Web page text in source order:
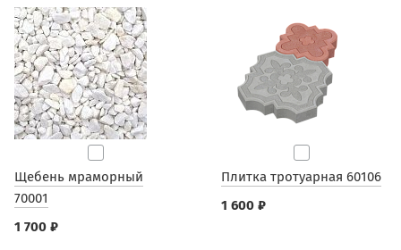
Щебень мраморный
70001
1 700 ₽
Плитка тротуарная 60106
1 600 ₽